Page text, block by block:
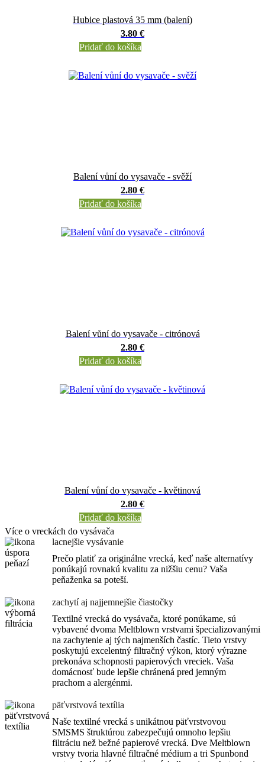
Hubice plastová 35 mm (balení)
3.80 €
Pridať do košíka
Balení vůní do vysavače - svěží
2.80 €
Pridať do košíka
Balení vůní do vysavače - citrónová
2.80 €
Pridať do košíka
Balení vůní do vysavače - květinová
2.80 €
Pridať do košíka
Více o vreckách do vysávača
lacnejšie vysávanie
Prečo platiť za originálne vrecká, keď naše alternatívy
ponúkajú rovnakú kvalitu za nižšiu cenu? Vaša
peňaženka sa poteší.
zachytí aj najjemnejšie čiastočky
Textilné vrecká do vysávača, ktoré ponúkame, sú
vybavené dvoma Meltblown vrstvami špecializovanými
na zachytenie aj tých najmenších častíc. Tieto vrstvy
poskytujú excelentný filtračný výkon, ktorý výrazne
prekonáva schopnosti papierových vreciek. Vaša
domácnosť bude lepšie chránená pred jemným
prachom a alergénmi.
päťvrstvová textília
Naše textilné vrecká s unikátnou päťvrstvovou
SMSMS štruktúrou zabezpečujú omnoho lepšiu
filtráciu než bežné papierové vrecká. Dve Meltblown
vrstvy tvoria hlavné filtračné médium a tri Spunbond